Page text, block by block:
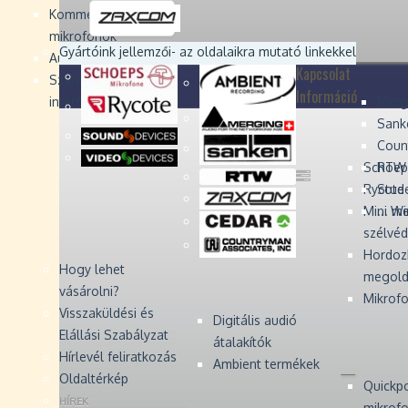
Kommentátor-
mikrofonok
Audio Monitors
Számítógépes audió
interfész
Rycote
Mini
Digitális audió
átalakítók
Ambient termékek
...
Devices
Devices
Zaxcom
Zaxcom
Gyártóink jellemzői- az oldalaikra mutató linkekkel
Kapcsolat
Információ
Hogy lehet
vásárolni?
Visszaküldési és
Elállási Szabályzat
Hírlevél feliratkozás
Oldaltérkép
HÍREK